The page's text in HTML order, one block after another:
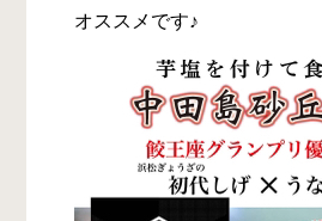
オススメです♪